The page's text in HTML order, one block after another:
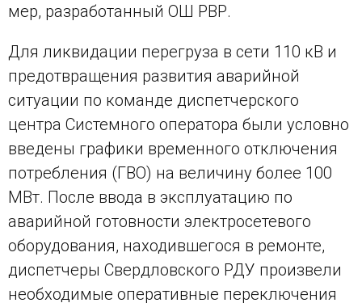
мер, разработанный ОШ РВР.
Для ликвидации перегруза в сети 110 кВ и
предотвращения развития аварийной
ситуации по команде диспетчерского
центра Системного оператора были условно
введены графики временного отключения
потребления (ГВО) на величину более 100
МВт. После ввода в эксплуатацию по
аварийной готовности электросетевого
оборудования, находившегося в ремонте,
диспетчеры Свердловского РДУ произвели
необходимые оперативные переключения